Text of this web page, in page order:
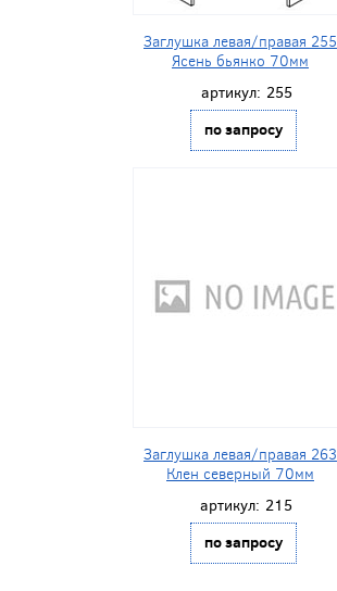
Заглушка левая/правая 255
Ясень бьянко 70мм
артикул: 255
по запросу
Заглушка левая/правая 263
Клен северный 70мм
артикул: 215
по запросу